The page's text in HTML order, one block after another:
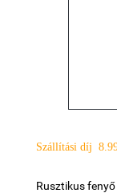
Szállítási díj
Rusztikus